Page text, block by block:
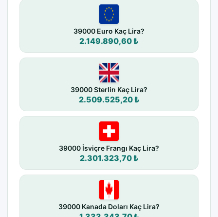
39000 Euro Kaç Lira?
2.149.890,60 ₺
39000 Sterlin Kaç Lira?
2.509.525,20 ₺
39000 İsviçre Frangı Kaç Lira?
2.301.323,70 ₺
39000 Kanada Doları Kaç Lira?